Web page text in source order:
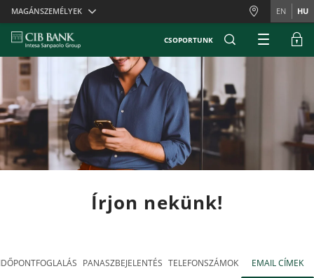
Skiplinks
MAGÁNSZEMÉLYEK EN HU
CSOPORTUNK
Írjon nekünk!
PANASZBEJELENTÉS TELEFONSZÁMOK EMAIL CÍMEK